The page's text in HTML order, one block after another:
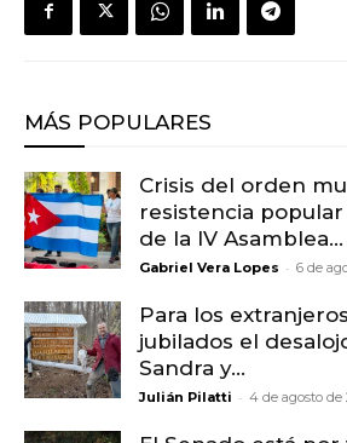
MÁS POPULARES
Crisis del orden
resistencia
de la IV Asamblea...
Gabriel Vera Lopes - 6 de
Para los
jubilados el
Sandra y...
Julián Pilatti - 4 de agosto de